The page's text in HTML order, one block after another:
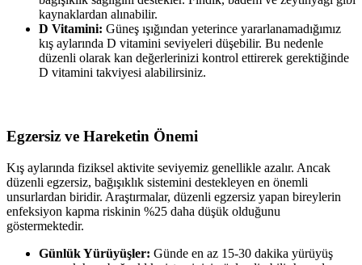
kaynaklardan alınabilir.
D Vitamini: Güneş ışığından yeterince yararlanamadığımız
kış aylarında D vitamini seviyeleri düşebilir. Bu nedenle
düzenli olarak kan değerlerinizi kontrol ettirerek gerektiğinde
D vitamini takviyesi alabilirsiniz.
Egzersiz ve Hareketin Önemi
Kış aylarında fiziksel aktivite seviyemiz genellikle azalır. Ancak
düzenli egzersiz, bağışıklık sistemini destekleyen en önemli
unsurlardan biridir. Araştırmalar, düzenli egzersiz yapan bireylerin
enfeksiyon kapma riskinin %25 daha düşük olduğunu
göstermektedir.
Günlük Yürüyüşler: Günde en az 15-30 dakika yürüyüş